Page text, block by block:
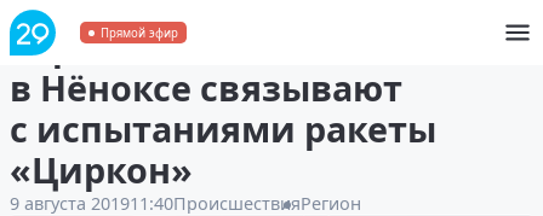
Прямой эфир
Взрыв на военном полигоне
в Нёноксе связывают
с испытаниями ракеты
«Циркон»
9 августа 201911:40ПроисшествияРегион